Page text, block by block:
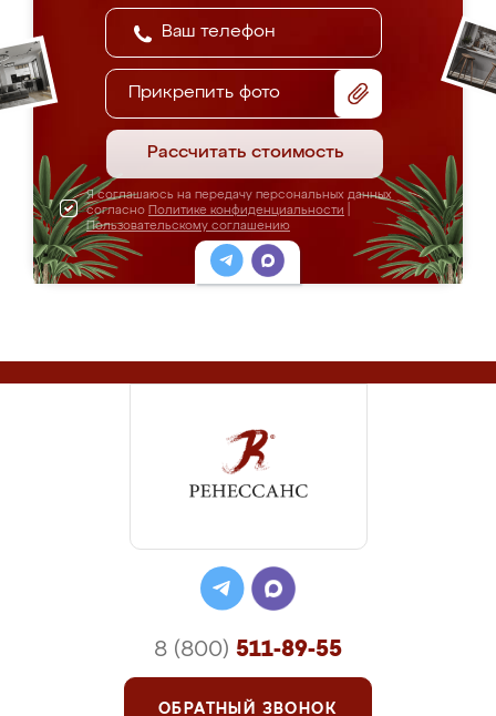
Прикрепить фото
Рассчитать стоимость
Я соглашаюсь на передачу персональных данных
согласно Политике конфиденциальности
Пользовательскому соглашению
8 (800) 511-89-55
ОБРАТНЫЙ ЗВОНОК